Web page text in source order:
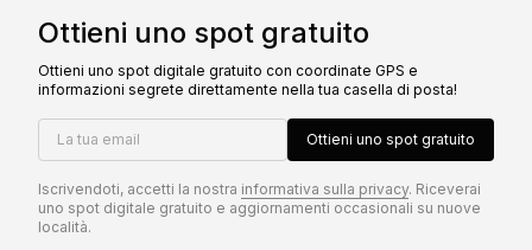
Ottieni uno spot gratuito
Ottieni uno spot digitale gratuito con coordinate GPS e
informazioni segrete direttamente nella tua casella di posta!
La tua email Ottieni uno spot gratuito
Iscrivendoti, accetti la nostra informativa sulla privacy. Riceverai
uno spot digitale gratuito e aggiornamenti occasionali su nuove
località.